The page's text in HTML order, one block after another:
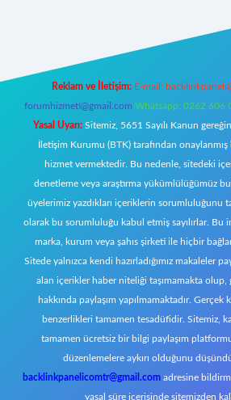
Reklam ve İletişim: E-mail:
forumhizmeti@gmail.com Whatsapp: 0262 606
Yasal Uyarı: Sitemiz, 5651 Sayılı Kanun
İletişim Kurumu (BTK) tarafından onaylanmış
hizmet vermektedir. Bu nedenle, sitedeki
denetleme veya araştırma yükümlülüğümüz
üyelerimiz yazdıkları içeriklerin sorumluluğunu
olarak bu sorumluluğu kabul etmiş sayılırlar. Bu
marka, kurum veya şahıs şirketi ile hiçbir
Sitede yalnızca kendi hazırladığımız makaleler
alan içerikler haber niteliği taşımamakta olup,
hakkında paylaşım yapılmamaktadır.
benzerlikleri tamamen tesadüfidir. Sitemiz,
tamamen ücretsiz bir bilgi paylaşım
düzenlemelere aykırı olduğunu
backlinkpanelicomtr@gmail.com adresine
yasal süre içerisinde sitemizden